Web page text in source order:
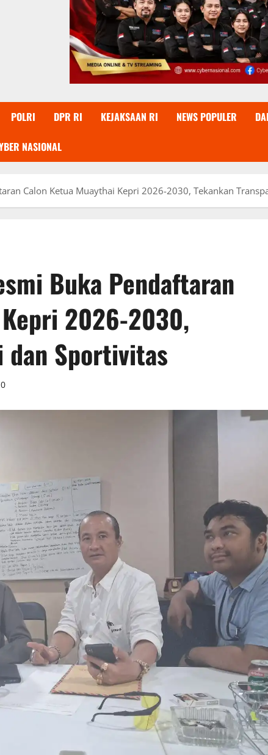
POLRI DPR RI KEJAKSAAN RI NEWS POPULER
NASIONAL
Calon Ketua Muaythai Kepri 2026-2030, Tekankan
Buka Pendaftaran
2026-2030,
dan Sportivitas
0